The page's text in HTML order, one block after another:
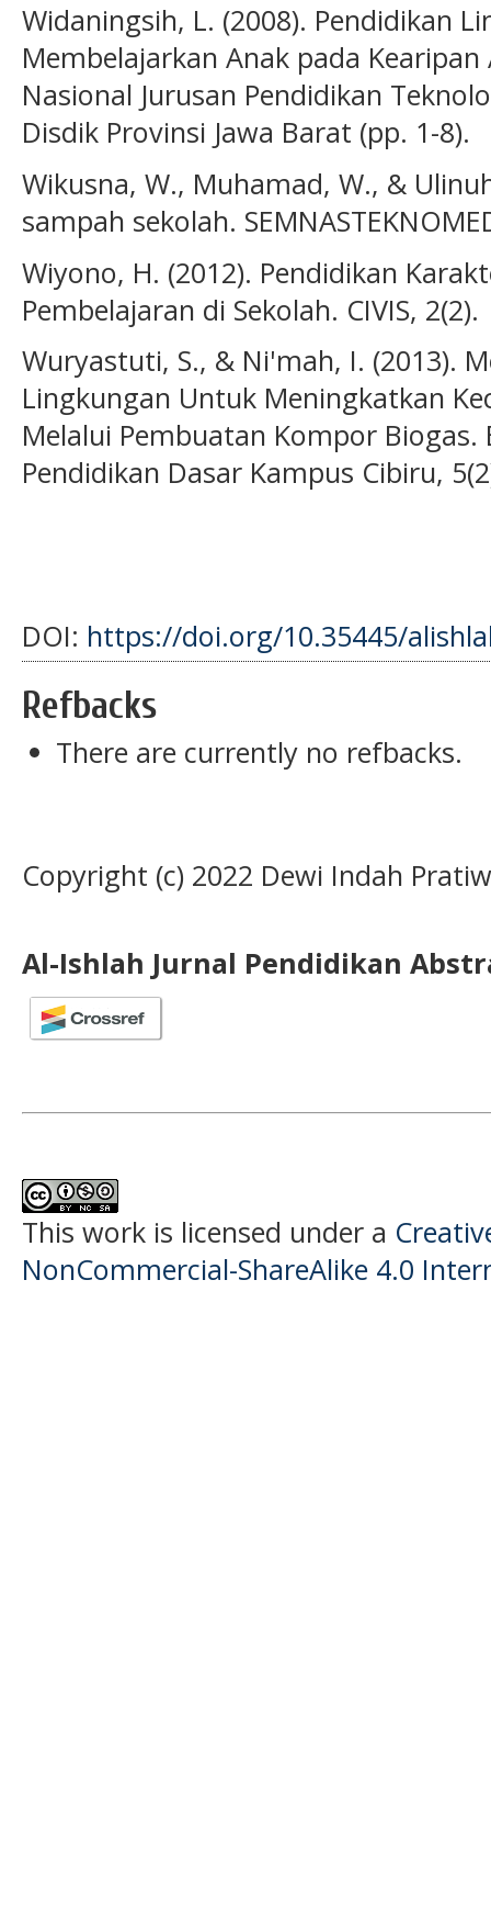
Widaningsih, L. (2008). Pendidikan
Membelajarkan Anak pada
Nasional Jurusan Pendidikan
Disdik Provinsi Jawa Barat (pp. 1-8).
Wikusna, W., Muhamad, W., &
sampah sekolah.
Wiyono, H. (2012). Pendidikan
Pembelajaran di Sekolah. CIVIS, 2(2).
Wuryastuti, S., & Ni'mah, I. (2013).
Lingkungan Untuk Meningkatkan
Melalui Pembuatan Kompor
Pendidikan Dasar Kampus Cibiru,
DOI: https://doi.org/10.35445/
Refbacks
There are currently no refbacks.
Copyright (c) 2022 Dewi Indah
Al-Ishlah Jurnal Pendidikan
This work is licensed under a
NonCommercial-ShareAlike 4.0